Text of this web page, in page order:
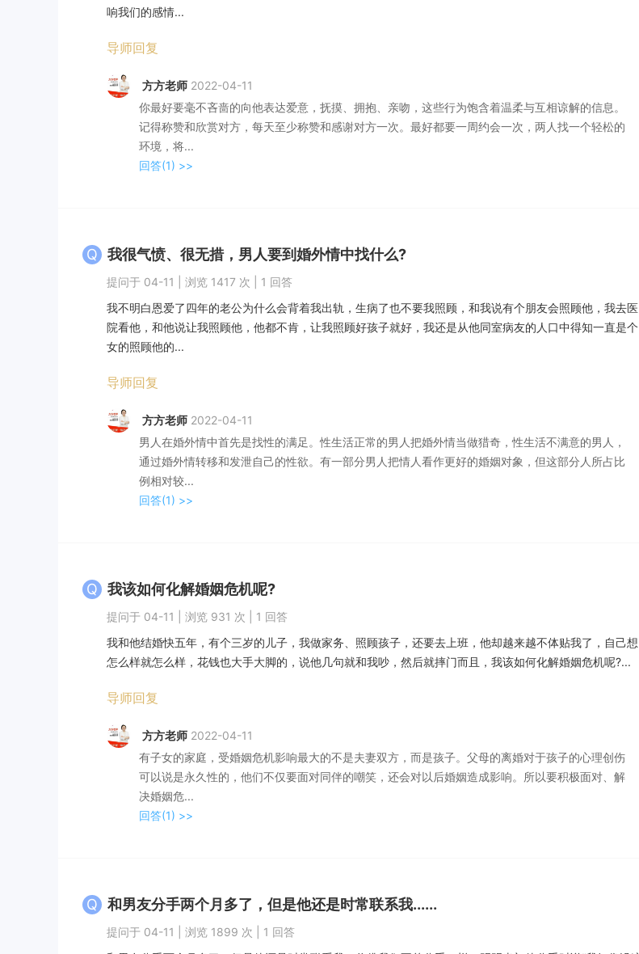
响我们的感情...
导师回复
方方老师 2022-04-11
你最好要毫不吝啬的向他表达爱意，抚摸、拥抱、亲吻，这些行为饱含着温柔与互相谅解的信息。
记得称赞和欣赏对方，每天至少称赞和感谢对方一次。最好都要一周约会一次，两人找一个轻松的
环境，将...
回答(1) >>
Q 我很气愤、很无措，男人要到婚外情中找什么?
提问于 04-11 | 浏览 1417 次 | 1 回答
我不明白恩爱了四年的老公为什么会背着我出轨，生病了也不要我照顾，和我说有个朋友会照顾他，我去医
院看他，和他说让我照顾他，他都不肯，让我照顾好孩子就好，我还是从他同室病友的人口中得知一直是个
女的照顾他的...
导师回复
方方老师 2022-04-11
男人在婚外情中首先是找性的满足。性生活正常的男人把婚外情当做猎奇，性生活不满意的男人，
通过婚外情转移和发泄自己的性欲。有一部分男人把情人看作更好的婚姻对象，但这部分人所占比
例相对较...
回答(1) >>
Q 我该如何化解婚姻危机呢?
提问于 04-11 | 浏览 931 次 | 1 回答
我和他结婚快五年，有个三岁的儿子，我做家务、照顾孩子，还要去上班，他却越来越不体贴我了，自己想
怎么样就怎么样，花钱也大手大脚的，说他几句就和我吵，然后就摔门而且，我该如何化解婚姻危机呢?...
导师回复
方方老师 2022-04-11
有子女的家庭，受婚姻危机影响最大的不是夫妻双方，而是孩子。父母的离婚对于孩子的心理创伤
可以说是永久性的，他们不仅要面对同伴的嘲笑，还会对以后婚姻造成影响。所以要积极面对、解
决婚姻危...
回答(1) >>
Q 和男友分手两个月多了，但是他还是时常联系我......
提问于 04-11 | 浏览 1899 次 | 1 回答